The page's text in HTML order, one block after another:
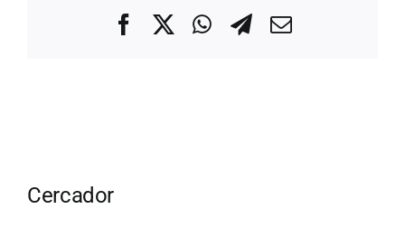
FacebookWhatsApp
Telegram
Correo
Cercador